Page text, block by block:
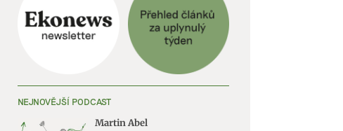
NEJNOVĚJŠÍ PODCAST
Martin Abel